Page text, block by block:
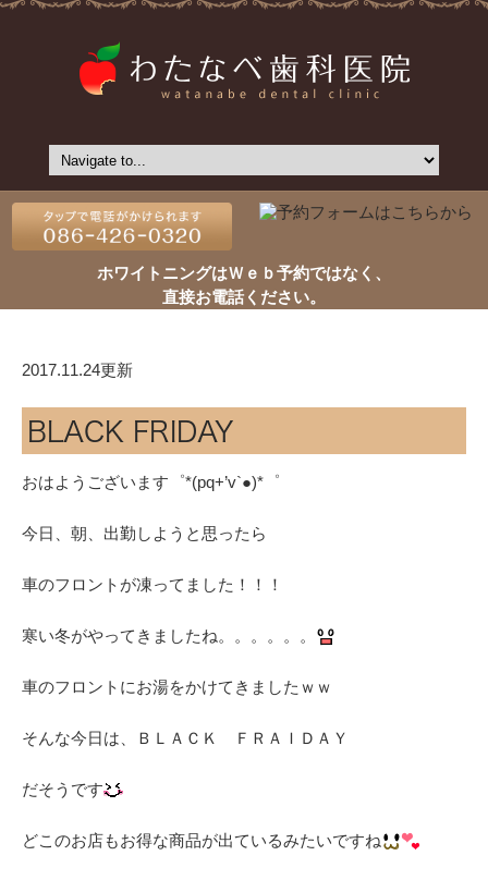
ホワイトニングはＷｅｂ予約ではなく、
直接お電話ください。
2017.11.24更新
BLACK FRIDAY
おはようございます゜*(pq+’v`●)*゜
今日、朝、出勤しようと思ったら
車のフロントが凍ってました！！！
寒い冬がやってきましたね。。。。。。
車のフロントにお湯をかけてきましたｗｗ
そんな今日は、ＢＬＡＣＫ ＦＲＡＩＤＡＹ
だそうです
どこのお店もお得な商品が出ているみたいですね